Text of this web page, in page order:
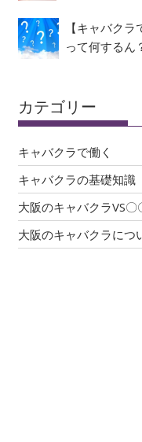
【キャバク
って何するん
カテゴリー
キャバクラで働く
キャバクラの基礎知識
大阪のキャバクラVS〇
大阪のキャバクラにつ